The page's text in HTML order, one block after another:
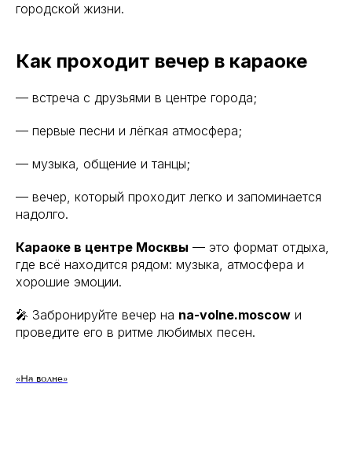
городской жизни.
Как проходит вечер в караоке
— встреча с друзьями в центре города;
— первые песни и лёгкая атмосфера;
— музыка, общение и танцы;
— вечер, который проходит легко и запоминается
надолго.
Караоке в центре Москвы — это формат отдыха,
где всё находится рядом: музыка, атмосфера и
хорошие эмоции.
🎤 Забронируйте вечер на na-volne.moscow и
проведите его в ритме любимых песен.
«На волне»
Вс - Чт - с 12:00 до 00:00
Пт и Сб - с 12:00 до 05:00
Москва,
Саввинская набережная, 12с8
Телефон
+7 (495) 988-74-44
Отправить заявку